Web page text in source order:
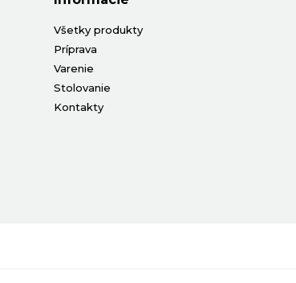
Všetky produkty
Príprava
Varenie
Stolovanie
Kontakty